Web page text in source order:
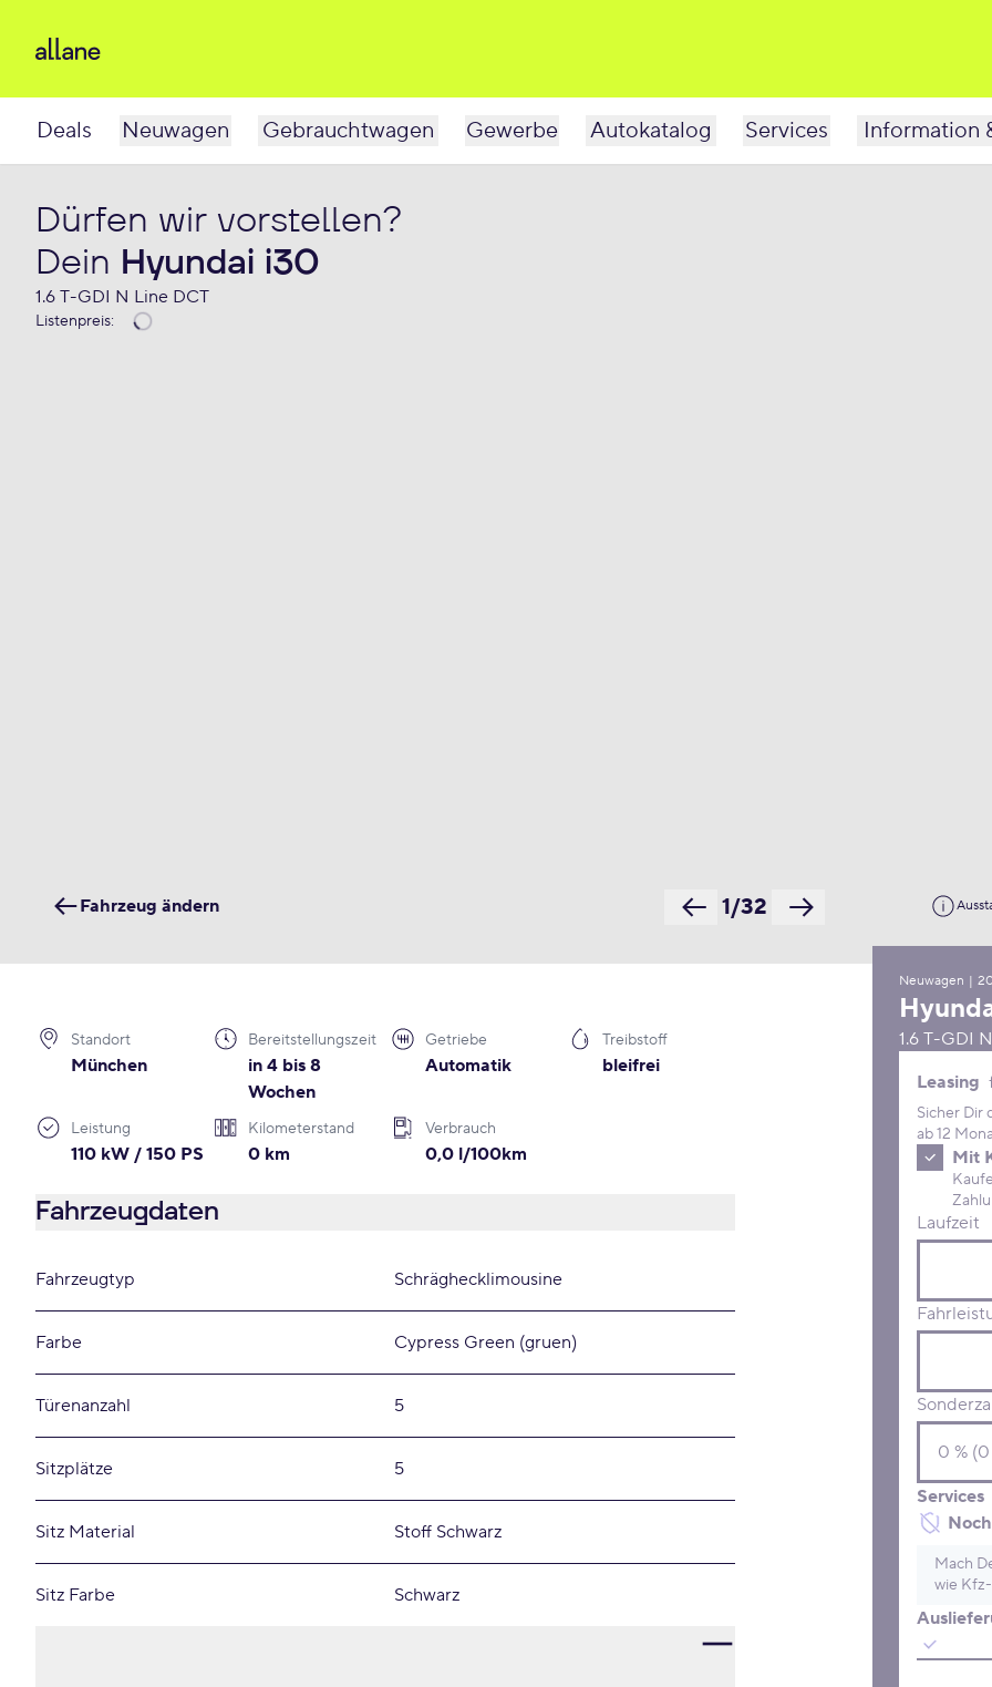
Deals Neuwagen Gebrauchtwagen Gewerbe Autokatalog Services Information
Dürfen wir vorstellen?
Dein Hyundai i30
1.6 T-GDI N Line DCT
Listenpreis:
1/32
Fahrzeug ändern
Neuwagen |
1.6 T-GDI
Leasing
Leasing
Sicher Dir
ab 12
Mit
Kaufe
Laufzeit
Services
Mach
wie
Standort
München
Bereitstellungszeit
in 4 bis 8
Wochen
Getriebe
Automatik
Treibstoff
bleifrei
Leistung
110 kW / 150 PS
Kilometerstand
0 km
Verbrauch
0,0 l/100km
Fahrzeugdaten
Fahrzeugtyp Schräghecklimousine
Farbe Cypress Green (gruen)
Türenanzahl 5
Sitzplätze 5
Sitz Material Stoff Schwarz
Sitz Farbe Schwarz